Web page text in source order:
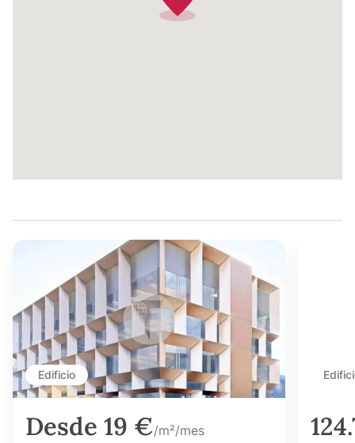
Edificio
Desde 19 €/m²/mes